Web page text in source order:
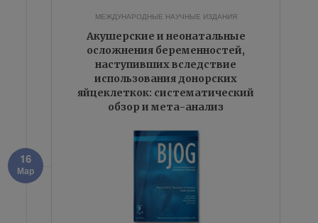
МЕЖДУНАРОДНЫЕ НАУЧНЫЕ ИЗДАНИЯ
Акушерские и неонатальные
осложнения беременностей,
наступивших вследствие
использования донорских
яйцеклеткок: систематический
обзор и мета-анализ
16
Мар